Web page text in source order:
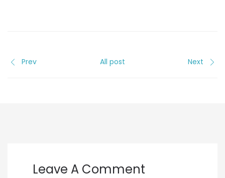
Prev All post Next
Leave A Comment